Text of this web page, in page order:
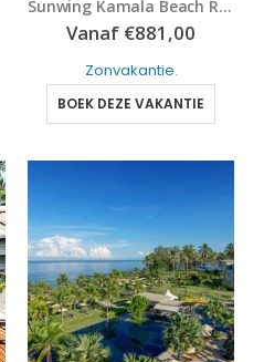
4out of 5 Sunwing Kamala Beach Resort
Vanaf €881,00
Zonvakantie.
BOEK DEZE VAKANTIE